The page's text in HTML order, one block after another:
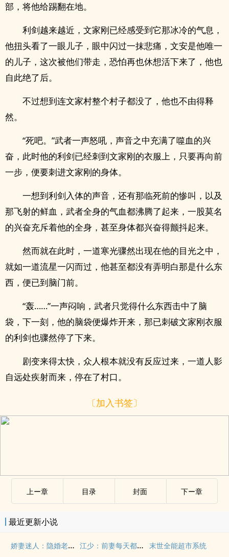
部，将他给踢翻在地。
利剑越来越近，文家刚已经感受到它那冰冷的气息，
他扭头看了一眼儿子，眼中闪过一抹悲痛，文安是他唯一
的儿子，这次被他们带走，恐怕再也休想活下来了，他也
自此绝了后。
不过想到连文家村整个村子都没了，他也不由得释
然。
“死吧。”武者一声怒吼，声音之中充满了噬血的兴
奋，此时他的利剑已经刺到文家刚的衣服上，只要再向前
一步，便要刺进文家刚的身体。
一想到利剑入体的声音，还有那临死前的惨叫，以及
那飞射的鲜血，武者全身的气血都沸腾了起来，一股莫名
的兴奋充斥着他的全身，甚至身体都兴奋得颤抖起来。
然而就在此时，一道寒光骤然出现在他的目光之中，
就如一道流星一闪而过，他甚至都没有弄明白那是什么东
西，便已到脑门前。
“轰……”一声闷响，武者只觉得什么东西击中了脑
袋，下一刻，他的脑袋便爆炸开来，那已刺破文家刚衣服
的利剑也骤然停了下来。
剧变来得太快，众人根本就没有反应过来，一道人影
自远处疾射而来，停在了村口。
〔加入书签〕
上ー章 目录 封面 下ー章
最近更新小说
娇妻迷人：隐婚老公晚上好 江少：前妻每天都想坑死我 末世全能超市系统